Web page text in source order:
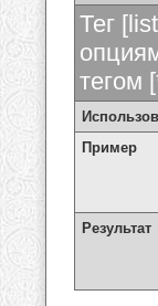
Тег
тегом
Пример
Результат